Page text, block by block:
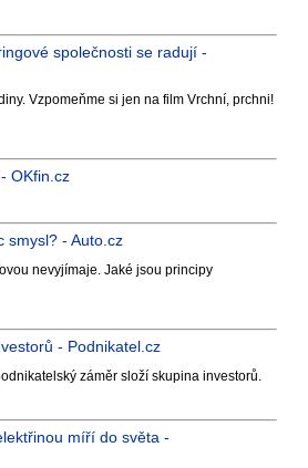
společnosti se radují -
Vzpomeňme si jen na film Vrchní, prchni!
OKfin.cz
smysl? - Auto.cz
nevyjímaje. Jaké jsou principy
- Podnikatel.cz
záměr složí skupina investorů.
míří do světa -